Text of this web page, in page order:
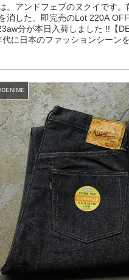
。アンドフェブのヌクイです。
消した、即完売のLot 220A
分が本日入荷しました !!【
代に日本のファッションシーン
DENIME